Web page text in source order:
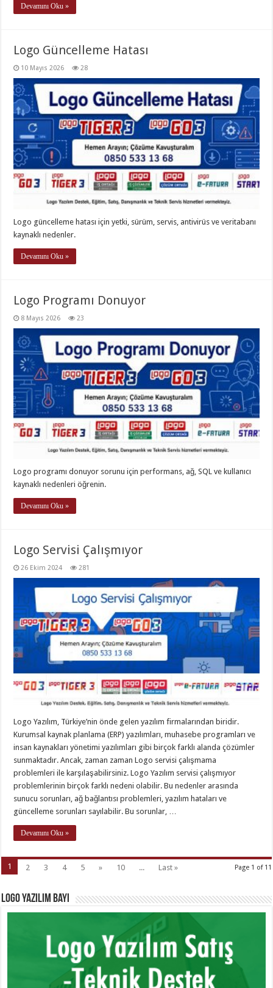
Devamını Oku »
Logo Güncelleme Hatası
10 Mayıs 2026 28
Logo güncelleme hatası için yetki, sürüm, servis, antivirüs ve veritabanı
kaynaklı nedenler.
Devamını Oku »
Logo Programı Donuyor
8 Mayıs 2026 23
Logo programı donuyor sorunu için performans, ağ, SQL ve kullanıcı
kaynaklı nedenleri öğrenin.
Devamını Oku »
Logo Servisi Çalışmıyor
26 Ekim 2024 281
Logo Yazılım, Türkiye’nin önde gelen yazılım firmalarından biridir.
Kurumsal kaynak planlama (ERP) yazılımları, muhasebe programları ve
insan kaynakları yönetimi yazılımları gibi birçok farklı alanda çözümler
sunmaktadır. Ancak, zaman zaman Logo servisi çalışmama
problemleri ile karşılaşabilirsiniz. Logo Yazılım servisi çalışmıyor
problemlerinin birçok farklı nedeni olabilir. Bu nedenler arasında
sunucu sorunları, ağ bağlantısı problemleri, yazılım hataları ve
güncelleme sorunları sayılabilir. Bu sorunlar, …
Devamını Oku »
Page 1 of 11
1 2 3 4 5 » 10 ... Last »
Logo Yazılım Bayi